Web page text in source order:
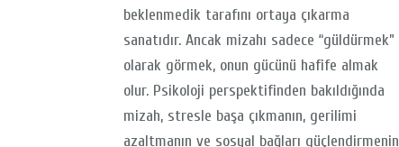
beklenmedik tarafını ortaya çıkarma
sanatıdır. Ancak mizahı sadece “güldürmek”
olarak görmek, onun gücünü hafife almak
olur. Psikoloji perspektifinden bakıldığında
mizah, stresle başa çıkmanın, gerilimi
azaltmanın ve sosyal bağları güçlendirmenin